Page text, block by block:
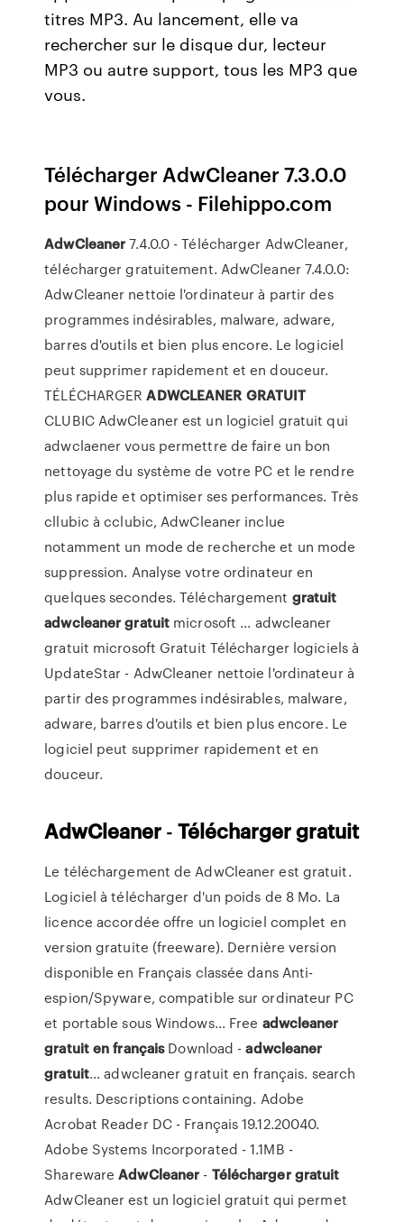
titres MP3. Au lancement, elle va
rechercher sur le disque dur, lecteur
MP3 ou autre support, tous les MP3 que
vous.
Télécharger AdwCleaner 7.3.0.0
pour Windows - Filehippo.com
AdwCleaner7.4.0.0 - Télécharger AdwCleaner,
télécharger gratuitement. AdwCleaner 7.4.0.0:
AdwCleaner nettoie l'ordinateur à partir des
programmes indésirables, malware, adware,
barres d'outils et bien plus encore. Le logiciel
peut supprimer rapidement et en douceur.
TÉLÉCHARGERADWCLEANER GRATUIT
CLUBIC AdwCleaner est un logiciel gratuit qui
adwclaener vous permettre de faire un bon
nettoyage du système de votre PC et le rendre
plus rapide et optimiser ses performances. Très
cllubic à cclubic, AdwCleaner inclue
notamment un mode de recherche et un mode
suppression. Analyse votre ordinateur en
quelques secondes. Téléchargement gratuit
adwcleaner gratuit microsoft ... adwcleaner
gratuit microsoft Gratuit Télécharger logiciels à
UpdateStar - AdwCleaner nettoie l'ordinateur à
partir des programmes indésirables, malware,
adware, barres d'outils et bien plus encore. Le
logiciel peut supprimer rapidement et en
douceur.
AdwCleaner -Téléchargergratuit
Le téléchargement de AdwCleaner est gratuit.
Logiciel à télécharger d'un poids de 8 Mo. La
licence accordée offre un logiciel complet en
version gratuite (freeware). Dernière version
disponible en Français classée dans Anti-
espion/Spyware, compatible sur ordinateur PC
et portable sous Windows... Free adwcleaner
gratuiten françaisDownload -adwcleaner
gratuit... adwcleaner gratuit en français. search
results. Descriptions containing. Adobe
Acrobat Reader DC - Français 19.12.20040.
Adobe Systems Incorporated - 1.1MB -
SharewareAdwCleaner - Télécharger gratuit
AdwCleaner est un logiciel gratuit qui permet